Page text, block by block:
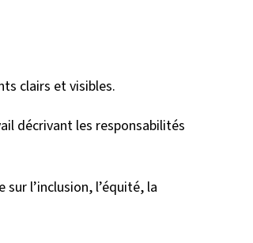
clairs et visibles.
décrivant les responsabilités
l’inclusion, l’équité, la